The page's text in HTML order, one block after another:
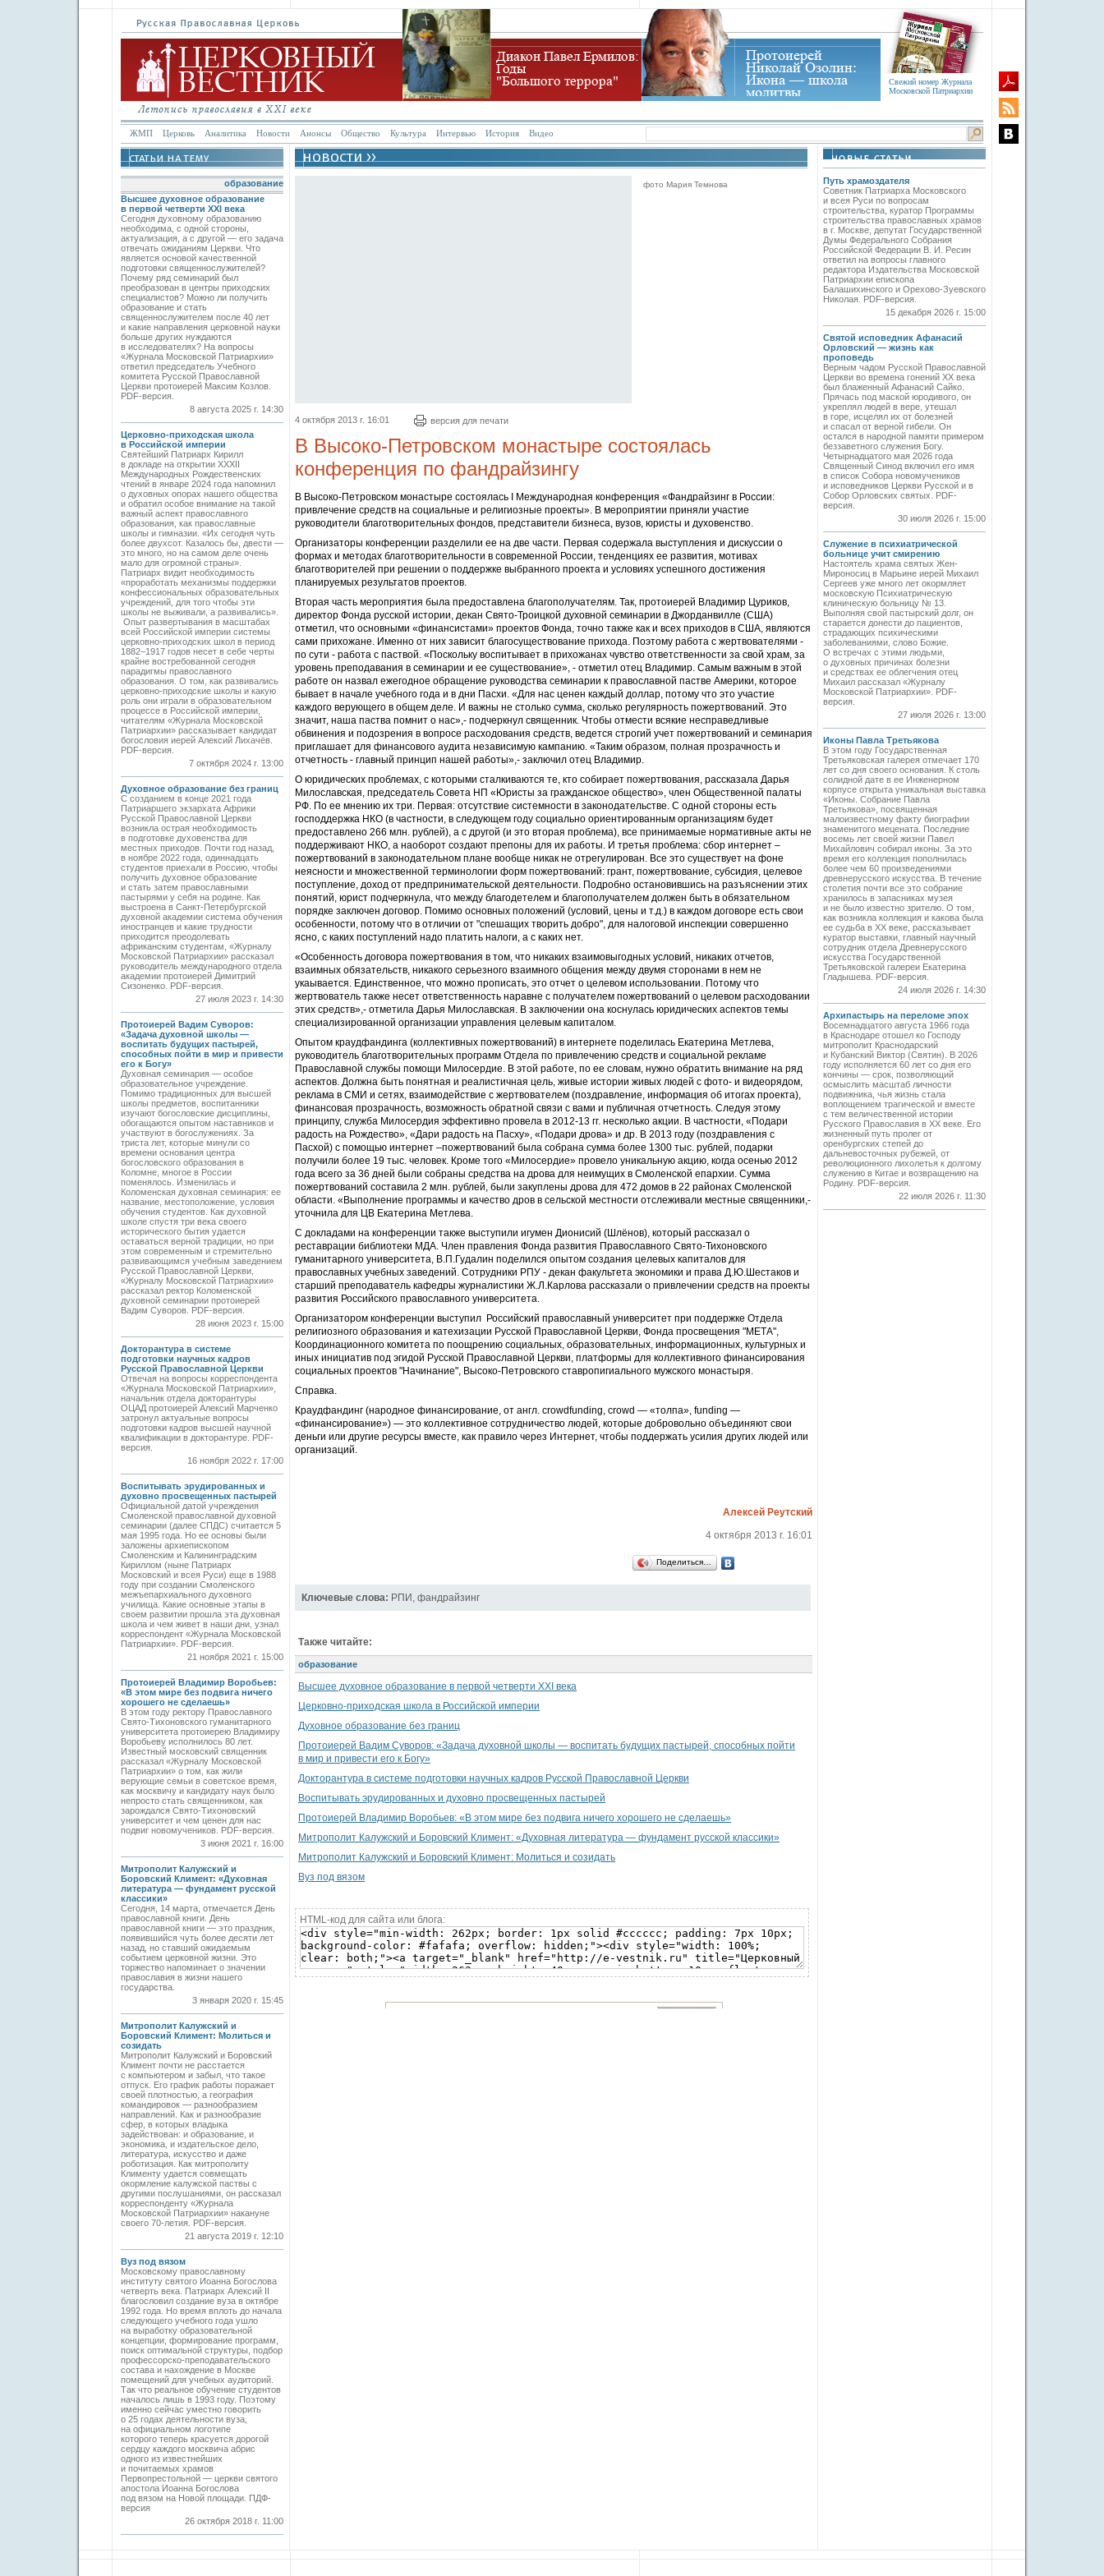
Свежий номер Журнала
Московской Патриархии
ЖМП Церковь Аналитика Новости Анонсы Общество Культура Интервью История Видео
образование
Высшее духовное образование
в первой четверти XXI века
Сегодня духовному образованию
необходима, с одной стороны,
актуализация, а с другой — его задача
отвечать ожиданиям Церкви. Что
является основой качественной
подготовки священнослужителей?
Почему ряд семинарий был
преобразован в центры приходских
специалистов? Можно ли получить
образование и стать
священнослужителем после 40 лет
и какие направления церковной науки
больше других нуждаются
в исследователях? На вопросы
«Журнала Московской Патриархии»
ответил председатель Учебного
комитета Русской Православной
Церкви протоиерей Максим Козлов.
PDF-версия.
8 августа 2025 г. 14:30
Церковно-приходская школа
в Российской империи
Святейший Патриарх Кирилл
в докладе на открытии XXXII
Международных Рождественских
чтений в январе 2024 года напомнил
о духовных опорах нашего общества
и обратил особое внимание на такой
важный аспект православного
образования, как православные
школы и гимназии. «Их сегодня чуть
более двухсот. Казалось бы, двести —
это много, но на самом деле очень
мало для огромной страны».
Патриарх видит необходимость
«проработать механизмы поддержки
конфессиональных образовательных
учреждений, для того чтобы эти
школы не выживали, а развивались».
Опыт развертывания в масштабах
всей Российской империи системы
церковно-­приходских школ в период
1882–1917 годов несет в себе черты
крайне востребованной сегодня
парадигмы православного
образования. О том, как развивались
церковно-приходские школы и какую
роль они играли в образовательном
процессе в Российской империи,
читателям «Журнала Московской
Патриархии» рассказывает кандидат
богословия иерей Алексий Лихачёв.
PDF-версия.
7 октября 2024 г. 13:00
Духовное образование без границ
С созданием в конце 2021 года
Патриаршего экзархата Африки
Русской Православной Церкви
возникла острая необходимость
в подготовке духовенства для
местных приходов. Почти год назад,
в ноябре 2022 года, одиннадцать
студентов приехали в Россию, чтобы
получить духовное образование
и стать затем православными
пастырями у себя на родине. Как
выстроена в Санкт-Петербургской
духовной академии система обучения
иностранцев и какие трудности
приходится преодолевать
африканским студентам, «Журналу
Московской Патриархии» рассказал
руководитель международного отдела
академии прото­иерей Димитрий
Сизоненко. PDF-версия.
27 июля 2023 г. 14:30
Протоиерей Вадим Суворов:
«Задача духовной школы —
воспитать будущих пастырей,
способных пойти в мир и привести
его к Богу»
Духовная семинария — особое
образовательное учреждение.
Помимо традиционных для высшей
школы предметов, воспитанники
изучают богословские дисциплины,
обогащаются опытом наставников и
участвуют в богослужениях. За
триста лет, которые минули со
времени основания центра
богословского образования в
Коломне, многое в России
поменялось. Изменилась и
Коломенская духовная семинария: ее
название, местоположение, условия
обучения студентов. Как духовной
школе спустя три века своего
исторического бытия удается
оставаться верной традиции, но при
этом современным и стремительно
развивающимся учебным заведением
Русской Православной Церкви,
«Журналу Московской Патриархии»
рассказал ректор Коломенской
духовной семинарии протоиерей
Вадим Суворов. PDF-версия.
28 июня 2023 г. 15:00
Докторантура в системе
подготовки научных кадров
Русской Православной Церкви
Отвечая на вопросы корреспондента
«Журнала Московской Патриархии»,
начальник отдела докторантуры
ОЦАД протоиерей Алексий Марченко
затронул актуальные вопросы
подготовки кадров высшей научной
квалификации в докторантуре. PDF-
версия.
16 ноября 2022 г. 17:00
Воспитывать эрудированных и
духовно просвещенных пастырей
Официальной датой учреждения
Смоленской православной духовной
семинарии (далее СПДС) считается 5
мая 1995 года. Но ее основы были
заложены архиепископом
Смоленским и Калининградским
Кириллом (ныне Патриарх
Московский и всея Руси) еще в 1988
году при создании Смоленского
межъепархиального духовного
училища. Какие основные этапы в
своем развитии прошла эта духовная
школа и чем живет в наши дни, узнал
корреспондент «Журнала Московской
Патриархии». PDF-версия.
21 ноября 2021 г. 15:00
Протоиерей Владимир Воробьев:
«В этом мире без подвига ничего
хорошего не сделаешь»
В этом году ректору Православного
Свято-Тихоновского гуманитарного
университета протоиерею Владимиру
Воробьеву исполнилось 80 лет.
Известный московский священник
рассказал «Журналу Московской
Патриархии» о том, как жили
верующие семьи в советское время,
как москвичу и кандидату наук было
непросто стать священником, как
зарождался Свято-Тихоновский
университет и чем ценен для нас
подвиг новомучеников. PDF-версия.
3 июня 2021 г. 16:00
Митрополит Калужский и
Боровский Климент: «Духовная
литература — фундамент русской
классики»
Сегодня, 14 марта, отмечается День
православной книги. День
православной книги — это праздник,
появившийся чуть более десяти лет
назад, но ставший ожидаемым
событием церковной жизни. Это
торжество напоминает о значении
православия в жизни нашего
государства.
3 января 2020 г. 15:45
Митрополит Калужский и
Боровский Климент: Молиться и
созидать
Митрополит Калужский и Боровский
Климент почти не расстается
с компьютером и забыл, что такое
отпуск. Его график работы поражает
своей плотностью, а география
командировок — разнообразием
направлений. Как и разнообразие
сфер, в которых владыка
задействован: и образование, и
экономика, и издательское дело,
литература, искусство и даже
роботизация. Как митрополиту
Клименту удается совмещать
окормление калужской паствы с
другими послушаниями, он рассказал
корреспонденту «Журнала
Московской Патриархии» накануне
своего 70-летия. PDF-версия.
21 августа 2019 г. 12:10
Вуз под вязом
Московскому православному
институту святого Иоанна Богослова
четверть века. Патриарх Алексий II
благословил создание вуза в октяб­ре
1992 года. Но время вплоть до начала
следующего учебного года ушло
на выработку образовательной
концепции, формирование программ,
поиск оптимальной структуры, подбор
профессорско-преподавательского
состава и нахождение в Москве
помещений для учебных аудиторий.
Так что реальное обучение студентов
началось лишь в 1993 году. Поэтому
именно сейчас уместно говорить
о 25 годах деятельности вуза,
на официальном логотипе
которого теперь красуется дорогой
сердцу каждого москвича абрис
одного из известнейших
и почитаемых храмов
Первопрестольной — церкви святого
апостола Иоанна Богослова
под вязом на Новой площади. ПДФ-
версия
26 октября 2018 г. 11:00
фото Мария Темнова
4 октября 2013 г. 16:01 версия для печати
В Высоко-Петровском монастыре состоялась
конференция по фандрайзингу
В Высоко-Петровском монастыре состоялась I Международная конференция «Фандрайзинг в России:
привлечение средств на социальные и религиозные проекты». В мероприятии приняли участие
руководители благотворительных фондов, представители бизнеса, вузов, юристы и духовенство.
Организаторы конференции разделили ее на две части. Первая содержала выступления и дискуссии о
формах и методах благотворительности в современной России, тенденциях ее развития, мотивах
благотворителей при решении о поддержке выбранного проекта и условиях успешного достижения
планируемых результатов проектов.
Вторая часть мероприятия была предоставлена благополучателям. Так, протоиерей Владимир Цуриков,
директор Фонда русской истории, декан Свято-Троицкой духовной семинарии в Джорданвилле (США)
отметил, что основными «финансистами» проектов Фонда, точно также как и всех приходов в США, являются
сами прихожане. Именно от них зависит благосуществование прихода. Поэтому работа с жертвователями -
по сути - работа с паствой. «Поскольку воспитывает в прихожанах чувство ответственности за свой храм, за
уровень преподавания в семинарии и ее существование», - отметил отец Владимир. Самым важным в этой
работе он назвал ежегодное обращение руководства семинарии к православной пастве Америки, которое
бывает в начале учебного года и в дни Пасхи. «Для нас ценен каждый доллар, потому что это участие
каждого верующего в общем деле. И важны не столько сумма, сколько регулярность пожертвований. Это
значит, наша паства помнит о нас»,- подчеркнул священник. Чтобы отмести всякие несправедливые
обвинения и подозрения в вопросе расходования средств, ведется строгий учет пожертвований и семинария
приглашает для финансового аудита независимую кампанию. «Таким образом, полная прозрачность и
отчетность - главный принцип нашей работы»,- заключил отец Владимир.
О юридических проблемах, с которыми сталкиваются те, кто собирает пожертвования, рассказала Дарья
Милославская, председатель Совета НП «Юристы за гражданское общество», член Общественной палаты
РФ. По ее мнению их три. Первая: отсутствие системности в законодательстве. С одной стороны есть
господдержка НКО (в частности, в следующем году социально ориентированным организациям будет
предоставлено 266 млн. рублей), а с другой (и это вторая проблема), все принимаемые нормативные акты не
поддерживают НКО, а наоборот создают препоны для их работы. И третья проблема: сбор интернет –
пожертвований в законодательном плане вообще никак не отрегулирован. Все это существует на фоне
неясности и множественной терминологии форм пожертвований: грант, пожертвование, субсидия, целевое
поступление, доход от предпринимательской деятельности. Подробно остановившись на разъяснении этих
понятий, юрист подчеркнула, что между благодетелем и благополучателем должен быть в обязательном
порядке заключен договор. Помимо основных положений (условий, цены и т.д.) в каждом договоре есть свои
особенности, потому что в отличии от "спешащих творить добро", для налоговой инспекции совершенно
ясно, с каких поступлений надо платить налоги, а с каких нет.
«Особенность договора пожертвования в том, что никаких взаимовыгодных условий, никаких отчетов,
взаимных обязательств, никакого серьезного взаимного общения между двумя сторонами в нем не
укаывается. Единственное, что можно прописать, это отчет о целевом использовании. Потому что
жертвователь также несет ответственность наравне с получателем пожертвований о целевом расходовании
этих средств»,- отметила Дарья Милославская. В заключении она коснулась юридических аспектов темы
специализированной организации управления целевым капиталом.
Опытом краудфандинга (коллективных пожертвований) в интернете поделилась Екатерина Метлева,
руководитель благотворительных программ Отдела по привлечению средств и социальной рекламе
Православной службы помощи Милосердие. В этой работе, по ее словам, нужно обратить внимание на ряд
аспектов. Должна быть понятная и реалистичная цель, живые истории живых людей с фото- и видеорядом,
реклама в СМИ и сетях, взаимодействие с жертвователем (поздравление, информация об итогах проекта),
финансовая прозрачность, возможность обратной связи с вами и публичная отчетность. Следуя этому
принципу, служба Милосердия эффективно провела в 2012-13 гг. несколько акции. В частности, «Подари
радость на Рождество», «Дари радость на Пасху», «Подари дрова» и др. В 2013 году (поздравления с
Пасхой) с помощью интернет –пожертвований была собрана сумма более 1300 тыс. рублей, подарки
получили более 19 тыс. человек. Кроме того «Милосердие» провело уникальную акцию, когда осенью 2012
года всего за 36 дней были собраны средства на дрова для неимущих в Смоленской епархии. Сумма
пожертвований составила 2 млн. рублей, были закуплены дрова для 472 домов в 22 районах Смоленской
области. «Выполнение программы и качество дров в сельской местности отслеживали местные священники,-
уточнила для ЦВ Екатерина Метлева.
С докладами на конференции также выступили игумен Дионисий (Шлёнов), который рассказал о
реставрации библиотеки МДА. Член правления Фонда развития Православного Свято-Тихоновского
гуманитарного университета, В.П.Гудалин поделился опытом создания целевых капиталов для
православных учебных заведений. Сотрудники РПУ - декан факультета экономики и права Д.Ю.Шестаков и
старший преподаватель кафедры журналистики Ж.Л.Карлова рассказали о привлечении средств на проекты
развития Российского православного университета.
Организатором конференции выступил Российский православный университет при поддержке Отдела
религиозного образования и катехизации Русской Православной Церкви, Фонда просвещения "МЕТА",
Координационного комитета по поощрению социальных, образовательных, информационных, культурных и
иных инициатив под эгидой Русской Православной Церкви, платформы для коллективного финансирования
социальных проектов "Начинание", Высоко-Петровского ставропигиального мужского монастыря.
Справка.
Краудфандинг (народное финансирование, от англ. сrowdfunding, сrowd — «толпа», funding —
«финансирование») — это коллективное сотрудничество людей, которые добровольно объединяют свои
деньги или другие ресурсы вместе, как правило через Интернет, чтобы поддержать усилия других людей или
организаций.
Алексей Реутский
4 октября 2013 г. 16:01
Поделиться…
Ключевые слова: РПИ , фандрайзинг
Также читайте:
образование
Высшее духовное образование в первой четверти XXI века
Церковно-приходская школа в Российской империи
Духовное образование без границ
Протоиерей Вадим Суворов: «Задача духовной школы — воспитать будущих пастырей, способных пойти
в мир и привести его к Богу»
Докторантура в системе подготовки научных кадров Русской Православной Церкви
Воспитывать эрудированных и духовно просвещенных пастырей
Протоиерей Владимир Воробьев: «В этом мире без подвига ничего хорошего не сделаешь»
Митрополит Калужский и Боровский Климент: «Духовная литература — фундамент русской классики»
Митрополит Калужский и Боровский Климент: Молиться и созидать
Вуз под вязом
HTML-код для сайта или блога:
Путь храмоздателя
Советник Патриарха Московского
и всея Руси по вопросам
строительства, куратор Программы
строительства православных храмов
в г. Москве, депутат Государственной
Думы Федерального Собрания
Российской Федерации В. И. Ресин
ответил на вопросы главного
редактора Издательства Московской
Патриархии епископа
Балашихинского и Орехово-Зуевского
Николая. PDF-версия.
15 декабря 2026 г. 15:00
Святой исповедник Афанасий
Орловский — жизнь как
проповедь
Верным чадом Русской Православной
Церкви во времена гонений XX века
был блаженный Афанасий Сайко.
Прячась под маской юродивого, он
укреплял людей в вере, утешал
в горе, исцелял их от болезней
и спасал от верной гибели. Он
остался в народной памяти примером
беззаветного служения Богу.
Четырнадцатого мая 2026 года
Священный Синод включил его имя
в список Собора новомучеников
и исповедников Церкви Русской и в
Собор Орловских святых. PDF-
версия.
30 июля 2026 г. 15:00
Служение в психиатрической
больнице учит смирению
Настоятель храма святых Жен-
Мироносиц в Марьине иерей Михаил
Сергеев уже много лет окормляет
московскую Психиатрическую
клиническую больницу № 13.
Выполняя свой пастырский долг, он
старается донести до пациентов,
страдающих психическими
заболеваниями, слово Божие.
О встречах с этими людьми,
о духовных причинах болезни
и средствах ее облегчения отец
Михаил рассказал «Журналу
Московской Патриархии». PDF-
версия.
27 июля 2026 г. 13:00
Иконы Павла Третьякова
В этом году Государственная
Третьяковская галерея отмечает 170
лет со дня своего основания. К столь
солидной дате в ее Инженерном
корпусе открыта уникальная выставка
«Иконы. Собрание Павла
Третьякова», посвященная
малоизвестному факту биографии
знаменитого мецената. Последние
восемь лет своей жизни Павел
Михайлович собирал иконы. За это
время его коллекция пополнилась
более чем 60 произведениями
древнерусского искусства. В течение
столетия почти все это собрание
хранилось в запасниках музея
и не было известно зрителю. О том,
как возникла коллекция и какова была
ее судьба в ХХ веке, рассказывает
куратор выставки, главный научный
сотрудник отдела Древнерусского
искусства Государственной
Третьяковской галереи Екатерина
Гладышева. PDF-версия.
24 июля 2026 г. 14:30
Архипастырь на переломе эпох
Восемнадцатого августа 1966 года
в Краснодаре отошел ко Господу
митрополит Краснодарский
и Кубанский Виктор (Святин). В 2026
году исполняется 60 лет со дня его
кончины — срок, позволяющий
осмыслить масштаб личности
подвижника, чья жизнь стала
воплощением трагической и вместе
с тем величественной истории
Русского Православия в XX веке. Его
жизненный путь пролег от
оренбургских степей до
дальневосточных рубежей, от
революционного лихолетья к долгому
служению в Китае и возвращению на
Родину. PDF-версия.
22 июля 2026 г. 11:30